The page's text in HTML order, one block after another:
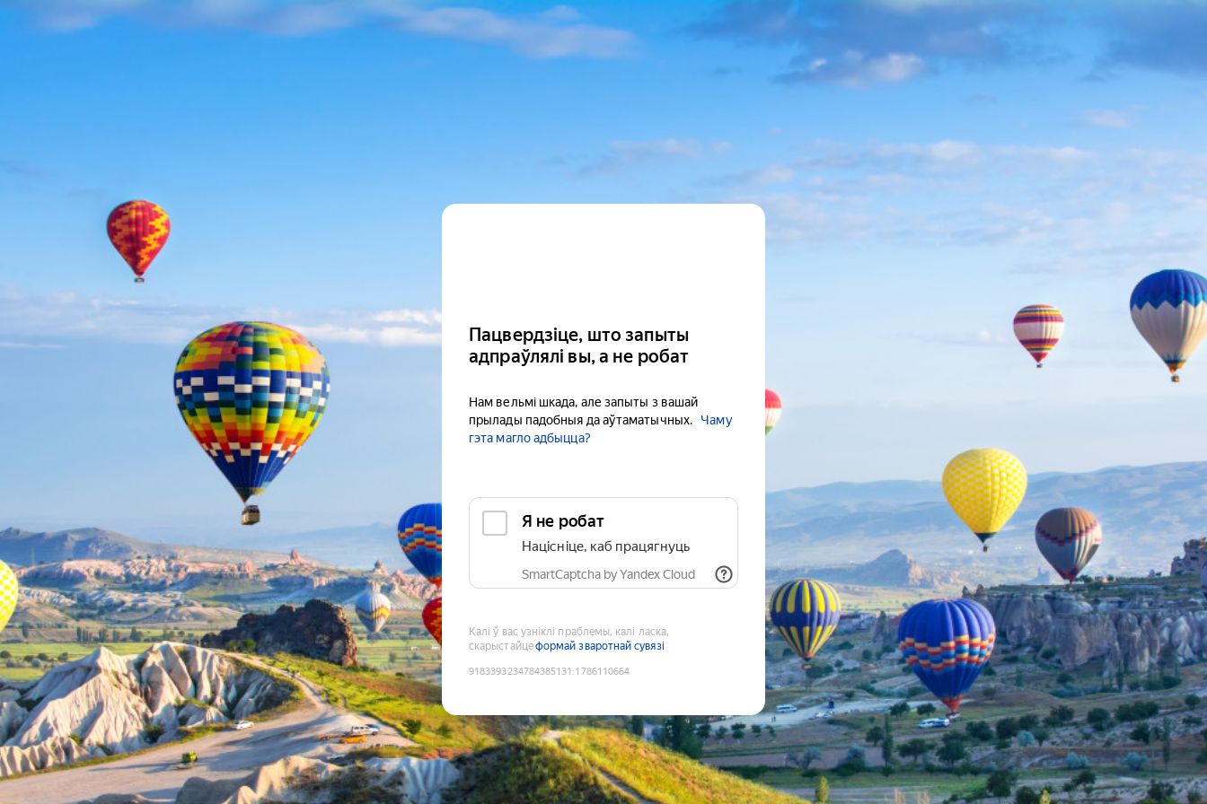
Пацвердзіце, што запыты
адпраўлялі вы, а не робат
Нам вельмі шкада, але запыты з вашай
прылады падобныя да аўтаматычных.
Чаму
гэта магло адбыцца?
Я не робат
Націсніце, каб працягнуць
SmartCaptcha by Yandex Cloud
Калі ў вас узніклі праблемы, калі ласка,
скарыстайцеформай зваротнай сувязі
9183393234784385131 :1786110664